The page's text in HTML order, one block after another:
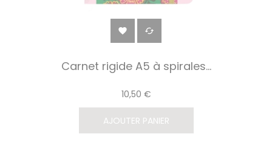
 
Carnet rigide A5 à spirales...
10,50 €
AJOUTER PANIER